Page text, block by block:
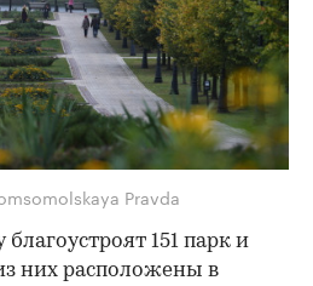
Pravda
151 парк и
них расположены в